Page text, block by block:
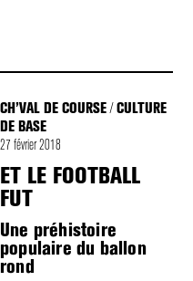
CH’VAL DE COURSE/CULTURE
DE BASE
27 février 2018
ET LE FOOTBALL
FUT
Une préhistoire
populaire du ballon
rond